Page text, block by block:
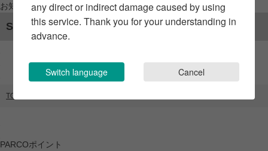
お知らせ
SNSアカウント
TOP
PARCOポイント
any direct or indirect damage caused by using
this service. Thank you for your understanding in
advance.
Switch language Cancel